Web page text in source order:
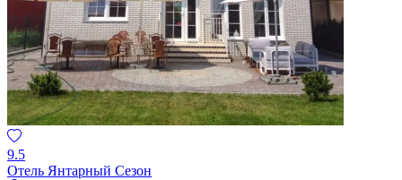
9.5
Отель Янтарный Сезон